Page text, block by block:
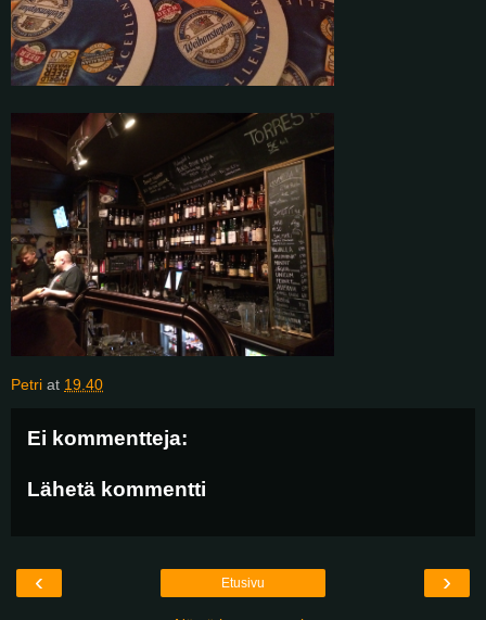
Petri at 19.40
Ei kommentteja:
Lähetä kommentti
‹ ›
Etusivu